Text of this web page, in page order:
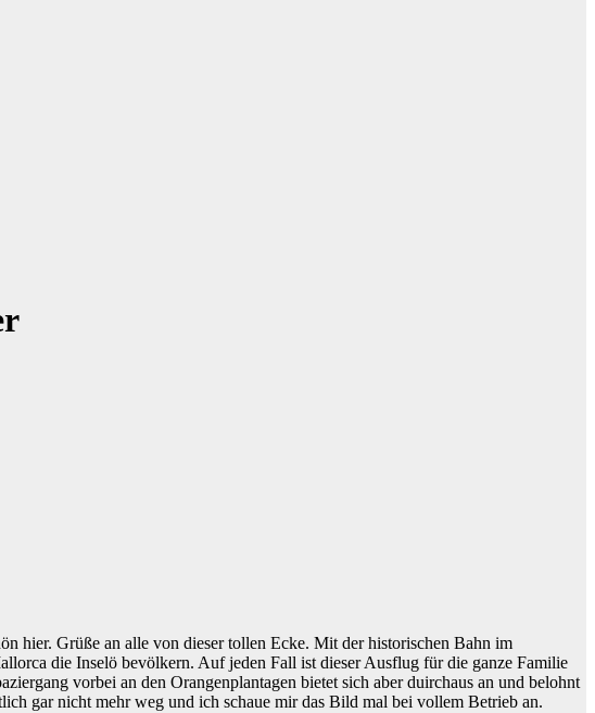
hier. Grüße an alle von dieser tollen Ecke. Mit der historischen Bahn im
die Inselö bevölkern. Auf jeden Fall ist dieser Ausflug für die ganze Familie
vorbei an den Orangenplantagen bietet sich aber duirchaus an und belohnt
gar nicht mehr weg und ich schaue mir das Bild mal bei vollem Betrieb an.